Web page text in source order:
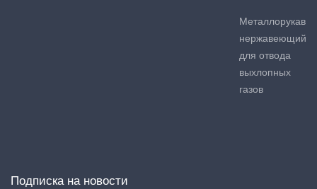
Металлорукав
нержавеющий
для отвода
выхлопных
газов
Подписка на новости